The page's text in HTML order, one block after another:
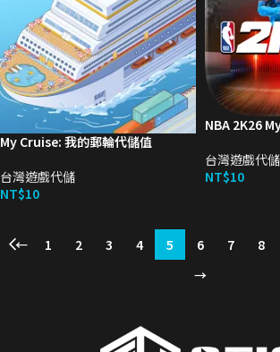
My Cruise: 我的郵輪代儲值
台灣遊戲代儲
NT$10
NBA 2K26
台灣遊戲代儲
NT$10
← 1 2 3 4 5 6 7 8
→